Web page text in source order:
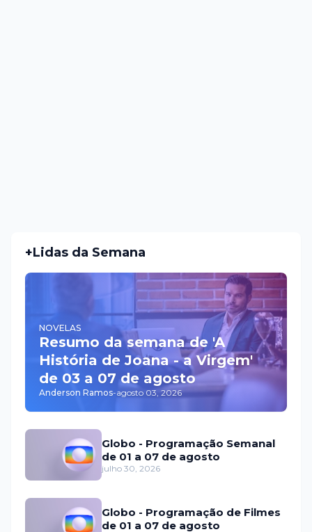
+Lidas da Semana
NOVELAS
Resumo da semana de 'A
História de Joana - a Virgem'
de 03 a 07 de agosto
Anderson Ramos-agosto 03, 2026
Globo - Programação Semanal
de 01 a 07 de agosto
julho 30, 2026
Globo - Programação de Filmes
de 01 a 07 de agosto